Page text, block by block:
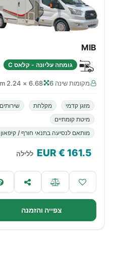
MIB
גומחה עליונה - קלאס C
מקומות שינה 6 6.68 × 2.24 m
מזגן קדמי מקלחת
שירותים
מיטת קומתיים
מותאם לנסיעה בתנאי חורף / קיפאון
161.5
€ EUR ללילה
צפייה והזמנה